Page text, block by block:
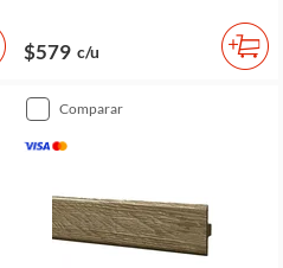
$579 c/u
comparar